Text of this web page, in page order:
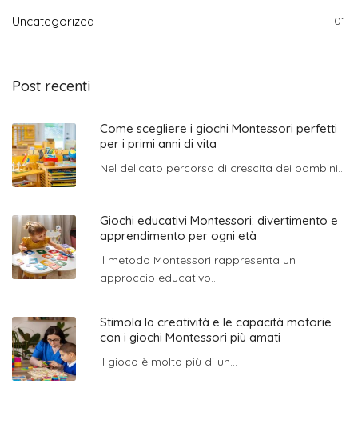
Uncategorized 01
Post recenti
Come scegliere i giochi Montessori perfetti
per i primi anni di vita
Nel delicato percorso di crescita dei bambini...
Giochi educativi Montessori: divertimento e
apprendimento per ogni età
Il metodo Montessori rappresenta un
approccio educativo...
Stimola la creatività e le capacità motorie
con i giochi Montessori più amati
Il gioco è molto più di un...